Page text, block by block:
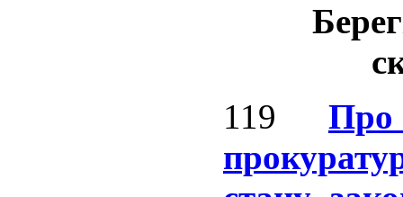
119 Про